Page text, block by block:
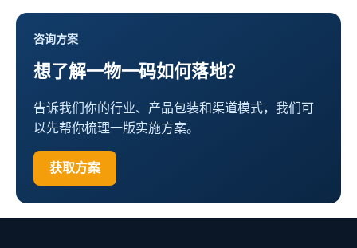
咨询方案
想了解一物一码如何落地？
告诉我们你的行业、产品包装和渠道模式，我们可
以先帮你梳理一版实施方案。
获取方案